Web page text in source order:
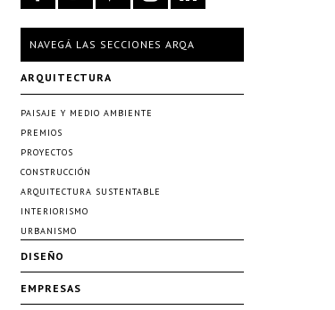
NAVEGÁ LAS SECCIONES ARQA
ARQUITECTURA
PAISAJE Y MEDIO AMBIENTE
PREMIOS
PROYECTOS
CONSTRUCCIÓN
ARQUITECTURA SUSTENTABLE
INTERIORISMO
URBANISMO
DISEÑO
EMPRESAS